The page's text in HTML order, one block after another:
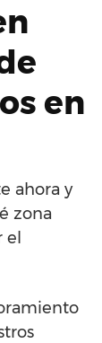
en
ahora y
zona
el